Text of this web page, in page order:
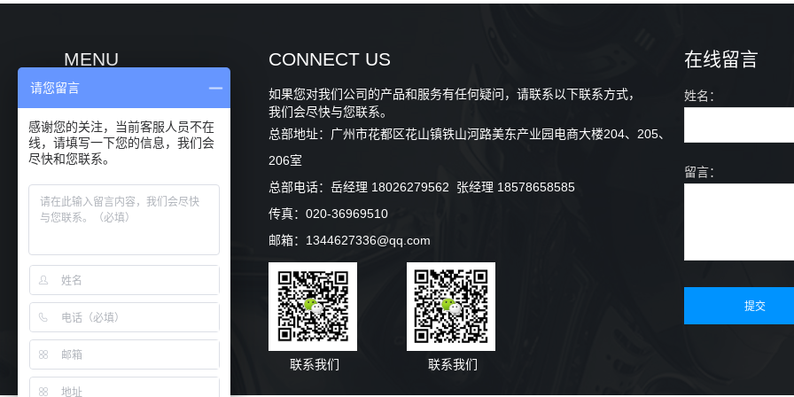
MENU
关于卡伊瓦
产品中心
专利证书
新闻中心
商务合作
联系我们
CONNECT US
如果您对我们公司的产品和服务有任何疑问，请联系以下联系方式，
我们会尽快与您联系。
总部地址：广州市花都区花山镇铁山河路美东产业园电商大楼204、205、
206室
总部电话：岳经理 18026279562 张经理 18578658585
传真：020-36969510
邮箱：1344627336@qq.com
联系我们 联系我们
在线留言
姓名：
留言：
请您留言
感谢您的关注，当前客服人员不在
线，请填写一下您的信息，我们会
尽快和您联系。